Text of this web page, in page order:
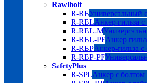
Rawlbolt
R-RBУниверсальный
R-RBLАнкер-гильза
R-RBL-M
R-RBL-PFАнкер
R-RBPАнкер-гильза
R-RBP-PF
SafetyPlus
R-SPLАнкер с болтом